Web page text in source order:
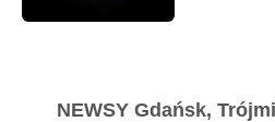
NEWSY Gdańsk,